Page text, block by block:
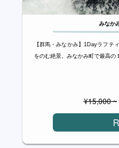
みなか
【群馬・みなかみ】1Dayラフテ
をのむ絶景。みなかみ町で最高の
¥15,000~